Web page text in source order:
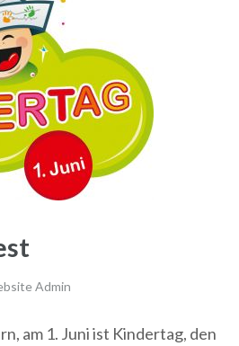
Admin
am 1. Juni ist Kindertag, den